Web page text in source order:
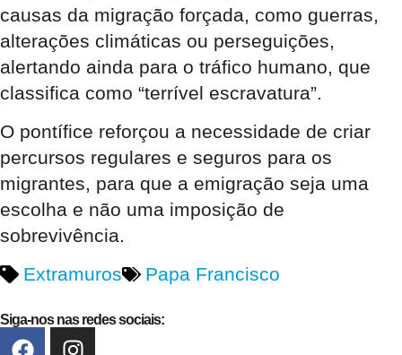
causas da migração forçada, como guerras,
alterações climáticas ou perseguições,
alertando ainda para o tráfico humano, que
classifica como “terrível escravatura”.
O pontífice reforçou a necessidade de criar
percursos regulares e seguros para os
migrantes, para que a emigração seja uma
escolha e não uma imposição de
sobrevivência.
Extramuros
Papa Francisco
Siga-nos nas redes sociais: